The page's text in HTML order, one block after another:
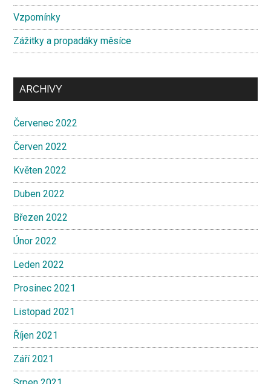
Vzpomínky
Zážitky a propadáky měsíce
ARCHIVY
Červenec 2022
Červen 2022
Květen 2022
Duben 2022
Březen 2022
Únor 2022
Leden 2022
Prosinec 2021
Listopad 2021
Říjen 2021
Září 2021